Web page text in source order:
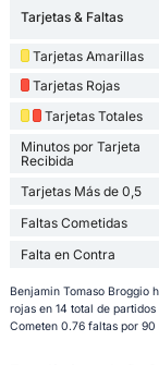
Tarjetas & Faltas
Tarjetas Amarillas
Tarjetas Rojas
Tarjetas Totales
Minutos por Tarjeta
Recibida
Tarjetas Más de 0,5
Faltas Cometidas
Falta en Contra
Benjamin Tomaso Broggio
rojas en 14 total de
Cometen 0.76 faltas por 90